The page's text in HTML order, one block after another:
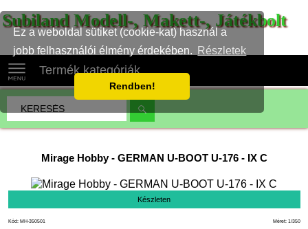
Ez a weboldal sütiket (cookie-kat) használ a
jobb felhasználói élmény érdekében.
Részletek
Rendben!
Subiland Modell-, Makett-, Játékbolt
Termék kategóriák
Mirage Hobby- GERMAN U-BOOT U-176 - IX C
Készleten
Méret: 1/350
Kód: MH-350501